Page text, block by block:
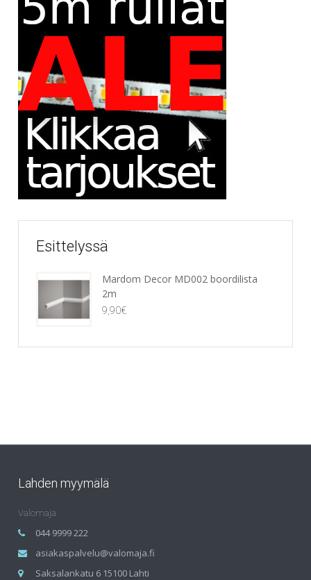
Esittelyssä
Mardom Decor MD002 boordilista
2m
9,90€
Lahden myymälä
Valomaja
044 9999 222
asiakaspalvelu@valomaja.fi
Saksalankatu 6 15100 Lahti